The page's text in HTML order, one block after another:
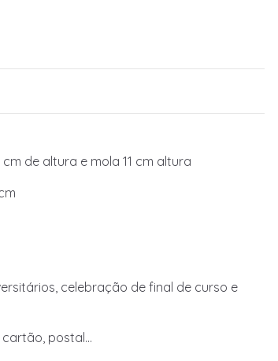
de altura e mola 11 cm altura
celebração de final de curso e
postal...